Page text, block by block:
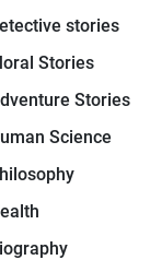
stories
Stories
Stories
Science